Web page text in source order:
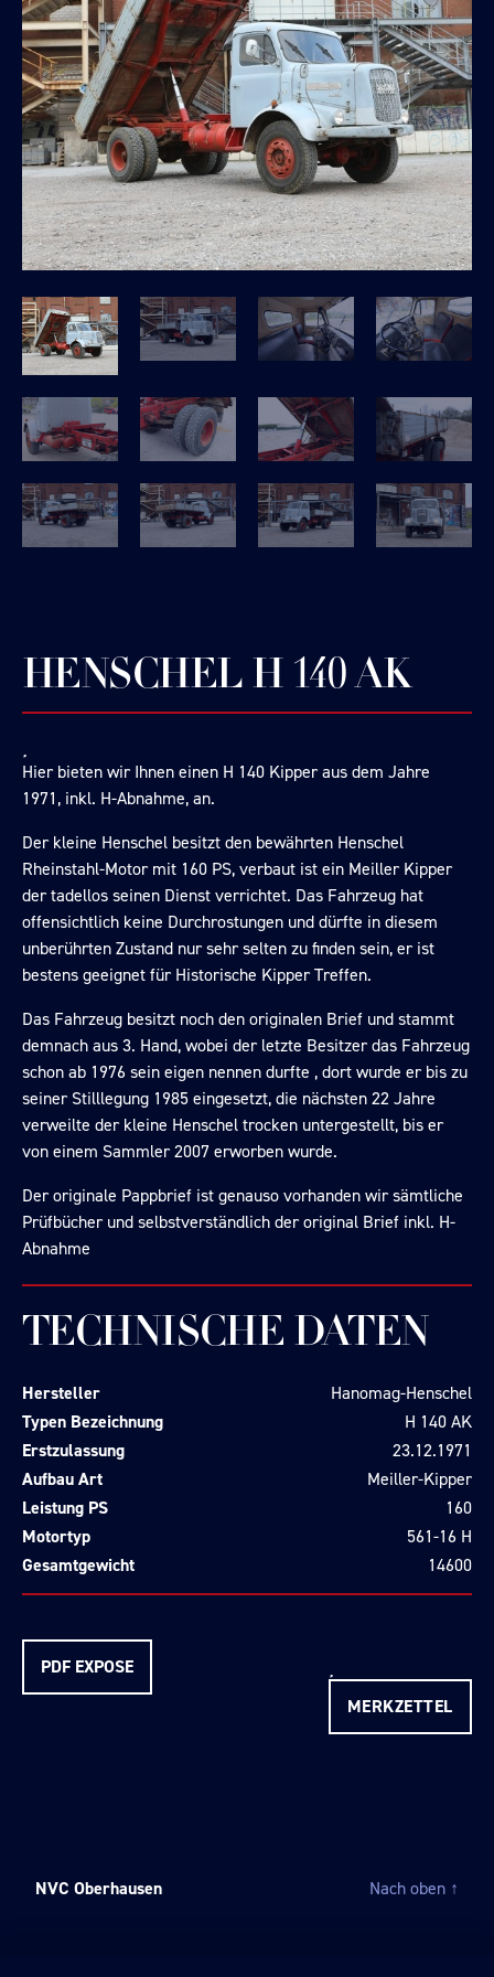
HENSCHEL H 140 AK
Hier bieten wir Ihnen einen H 140 Kipper aus dem Jahre
1971, inkl. H-Abnahme, an.
Der kleine Henschel besitzt den bewährten Henschel
Rheinstahl-Motor mit 160 PS, verbaut ist ein Meiller Kipper
der tadellos seinen Dienst verrichtet. Das Fahrzeug hat
offensichtlich keine Durchrostungen und dürfte in diesem
unberührten Zustand nur sehr selten zu finden sein, er ist
bestens geeignet für Historische Kipper Treffen.
Das Fahrzeug besitzt noch den originalen Brief und stammt
demnach aus 3. Hand, wobei der letzte Besitzer das Fahrzeug
schon ab 1976 sein eigen nennen durfte , dort wurde er bis zu
seiner Stilllegung 1985 eingesetzt, die nächsten 22 Jahre
verweilte der kleine Henschel trocken untergestellt, bis er
von einem Sammler 2007 erworben wurde.
Der originale Pappbrief ist genauso vorhanden wir sämtliche
Prüfbücher und selbstverständlich der original Brief inkl. H-
Abnahme
TECHNISCHE DATEN
Hersteller
Hanomag-Henschel
Typen Bezeichnung
H 140 AK
Erstzulassung
23.12.1971
Aufbau Art
Meiller-Kipper
Leistung PS
160
Motortyp
561-16 H
Gesamtgewicht
14600
PDF EXPOSE
MERKZETTEL
NVC Oberhausen Nach oben ↑